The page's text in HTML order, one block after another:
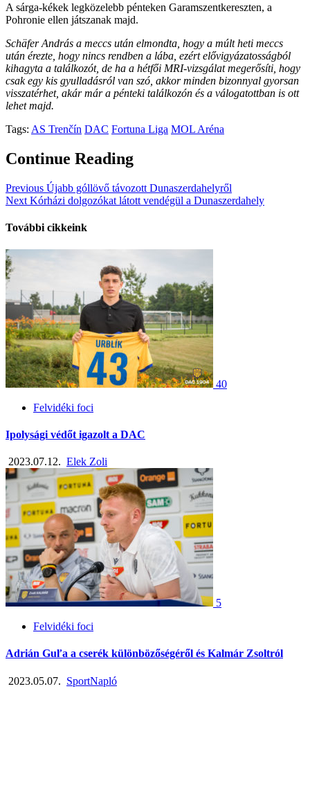
A sárga-kékek legközelebb pénteken Garamszentkereszten, a
Pohronie ellen játszanak majd.
Schäfer András a meccs után elmondta, hogy a múlt heti meccs
után érezte, hogy nincs rendben a lába, ezért elővigyázatosságból
kihagyta a találkozót, de ha a hétfői MRI-vizsgálat megerősíti, hogy
csak egy kis gyulladásról van szó, akkor minden bizonnyal gyorsan
visszatérhet, akár már a pénteki találkozón és a válogatottban is ott
lehet majd.
Tags: AS Trenčín DAC Fortuna Liga MOL Aréna
Continue Reading
Previous Újabb góllövő távozott Dunaszerdahelyről
Next Kórházi dolgozókat látott vendégül a Dunaszerdahely
További cikkeink
40
Felvidéki foci
Ipolysági védőt igazolt a DAC
2023.07.12. Elek Zoli
5
Felvidéki foci
Adrián Guľa a cserék különbözőségéről és Kalmár Zsoltról
2023.05.07. SportNapló